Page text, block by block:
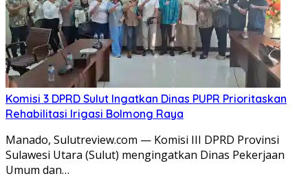
Komisi 3 DPRD Sulut Ingatkan Dinas PUPR Prioritaskan
Rehabilitasi Irigasi Bolmong Raya
​Manado, Sulutreview.com — Komisi III DPRD Provinsi
Sulawesi Utara (Sulut) mengingatkan Dinas Pekerjaan
Umum dan…